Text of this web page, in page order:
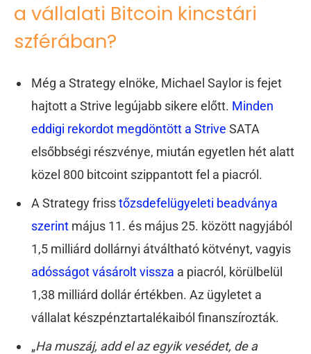
a vállalati Bitcoin kincstári
szférában?
Még a Strategy elnöke, Michael Saylor is fejet
hajtott a Strive legújabb sikere előtt. Minden
eddigi rekordot megdöntött a Strive SATA
elsőbbségi részvénye, miután egyetlen hét alatt
közel 800 bitcoint szippantott fel a piacról.
A Strategy frisstőzsdefelügyeleti beadványa
szerint május 11. és május 25. között nagyjából
1,5 milliárd dollárnyi átváltható kötvényt, vagyis
adósságot vásárolt vissza a piacról, körülbelül
1,38 milliárd dollár értékben. Az ügyletet a
vállalat készpénztartalékaiból finanszírozták.
„Ha muszáj, add el az egyik vesédet, de a